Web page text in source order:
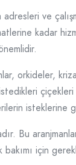
ve
kadar
orkideler,
isteklerine
Bu
için